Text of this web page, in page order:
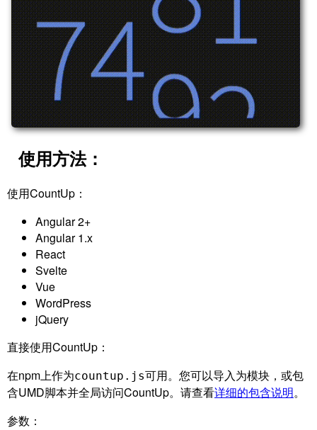
使用方法：
使用CountUp：
Angular 2+
Angular 1.x
React
Svelte
Vue
WordPress
jQuery
直接使用CountUp：
在npm上作为countup.js可用。您可以导入为模块，或包
含UMD脚本并全局访问CountUp。请查看详细的包含说明。
参数 ：